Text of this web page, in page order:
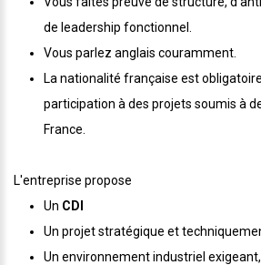
de leadership fonctionnel.
Vous parlez anglais couramment.
La nationalité française est
participation à des projets soumis à
France.
L'entreprise propose
Un CDI
Un projet stratégique et
Un environnement industriel